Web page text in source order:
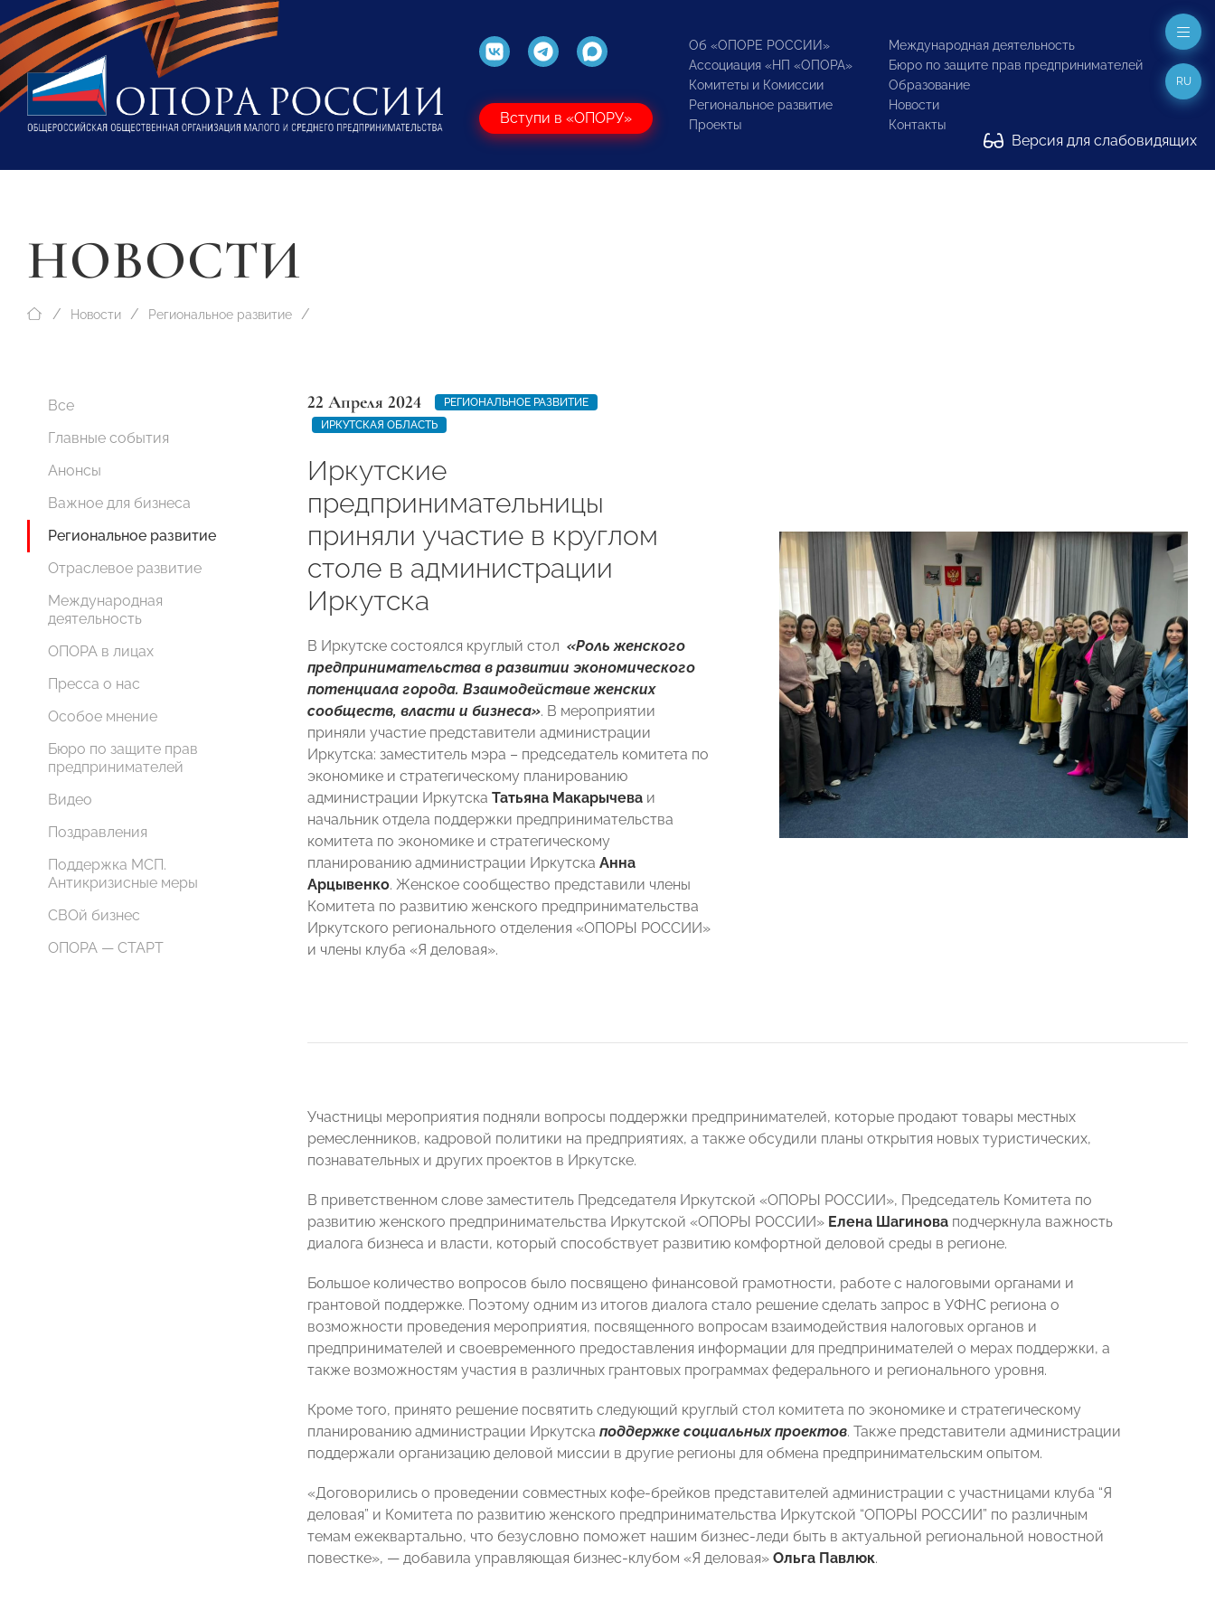
Вступи в «ОПОРУ»
Об «ОПОРЕ РОССИИ»
Ассоциация «НП «ОПОРА»
Комитеты и Комиссии
Региональное развитие
Проекты
Международная деятельность
Бюро по защите прав предпринимателей
Образование
Новости
Контакты
Версия для слабовидящих
RU
НОВОСТИ
Новости Региональное развитие
Все
Главные события
Анонсы
Важное для бизнеса
Региональное развитие
Отраслевое развитие
Международная
деятельность
ОПОРА в лицах
Пресса о нас
Особое мнение
Бюро по защите прав
предпринимателей
Видео
Поздравления
Поддержка МСП.
Антикризисные меры
СВОй бизнес
ОПОРА — СТАРТ
22 Апреля 2024
РЕГИОНАЛЬНОЕ РАЗВИТИЕ
ИРКУТСКАЯ ОБЛАСТЬ
Иркутские
предпринимательницы
приняли участие в круглом
столе в администрации
Иркутска
В Иркутске состоялся круглый стол ​ «Роль женского
предпринимательства в развитии экономического
потенциала города. Взаимодействие женских
сообществ, власти и бизнеса». В мероприятии
приняли участие представители администрации
Иркутска: заместитель мэра – председатель комитета по
экономике и стратегическому планированию
администрации Иркутска Татьяна Макарычева и
начальник отдела поддержки предпринимательства
комитета по экономике и стратегическому
планированию администрации Иркутска Анна
Арцывенко. Женское сообщество представили члены
Комитета по развитию женского предпринимательства
Иркутского регионального отделения «ОПОРЫ РОССИИ»
и члены клуба «Я деловая».
Участницы мероприятия подняли вопросы поддержки предпринимателей, которые продают товары местных
ремесленников, кадровой политики на предприятиях, а также обсудили планы открытия новых туристических,
познавательных и других проектов в Иркутске.
В приветственном слове заместитель Председателя Иркутской «ОПОРЫ РОССИИ», Председатель Комитета по
развитию женского предпринимательства Иркутской «ОПОРЫ РОССИИ» Елена Шагинова подчеркнула важность
диалога бизнеса и власти, который способствует развитию комфортной деловой среды в регионе.
Большое количество вопросов было посвящено финансовой грамотности, работе с налоговыми органами и
грантовой поддержке. Поэтому одним из итогов диалога стало решение сделать запрос в УФНС региона о
возможности проведения мероприятия, посвященного вопросам взаимодействия налоговых органов и
предпринимателей и своевременного предоставления информации для предпринимателей о мерах поддержки, а
также возможностям участия в различных грантовых программах федерального и регионального уровня.
Кроме того, принято решение посвятить следующий круглый стол комитета по экономике и стратегическому
планированию администрации Иркутска поддержке социальных проектов. Также представители администрации
поддержали организацию деловой миссии в другие регионы для обмена предпринимательским опытом.
«Договорились о проведении совместных кофе-брейков представителей администрации с участницами клуба “Я
деловая” и Комитета по развитию женского предпринимательства Иркутской “ОПОРЫ РОССИИ” по различным
темам ежеквартально, что безусловно поможет нашим бизнес-леди быть в актуальной региональной новостной
повестке», — добавила управляющая бизнес-клубом «Я деловая» Ольга Павлюк.